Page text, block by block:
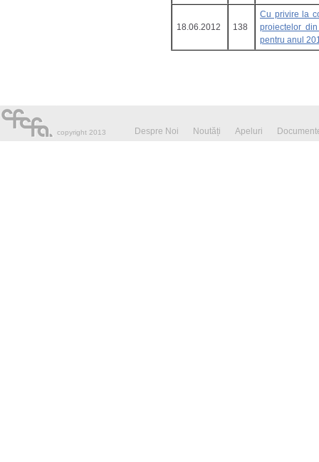
18.06.2012 138
Cu privire la
proiectelor
pentru anul
copyright 2013 Despre Noi Noutăți Apeluri